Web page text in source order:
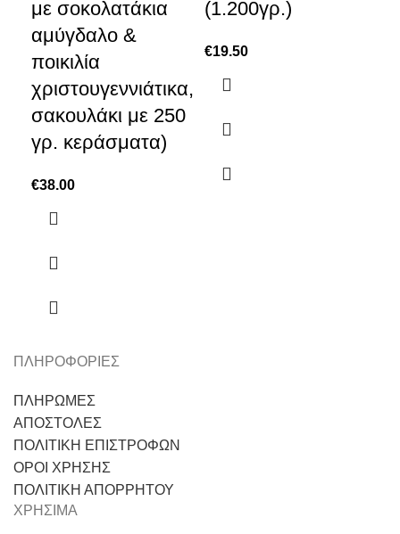
με σοκολατάκια
αμύγδαλο &
ποικιλία
χριστουγεννιάτικα,
σακουλάκι με 250
γρ. κεράσματα)
€38.00
(1.200γρ.)
€19.50
ΠΛΗΡΟΦΟΡΙΕΣ
ΠΛΗΡΩΜΕΣ
ΑΠΟΣΤΟΛΕΣ
ΠΟΛΙΤΙΚΗ ΕΠΙΣΤΡΟΦΩΝ
ΟΡΟΙ ΧΡΗΣΗΣ
ΠΟΛΙΤΙΚΗ ΑΠΟΡΡΗΤΟΥ
ΧΡΗΣΙΜΑ